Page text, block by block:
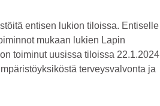
entisen lukion tiloissa. Entiselle
mukaan lukien Lapin
toiminut uusissa tiloissa 22.1.2024
terveysvalvonta ja